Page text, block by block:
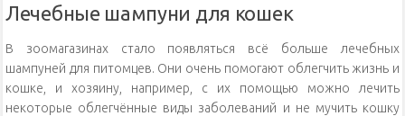
Лечебные шампуни для кошек
В зоомагазинах стало появляться всё больше лечебных
шампуней для питомцев. Они очень помогают облегчить жизнь и
кошке, и хозяину, например, с их помощью можно лечить
некоторые облегчённые виды заболеваний и не мучить кошку